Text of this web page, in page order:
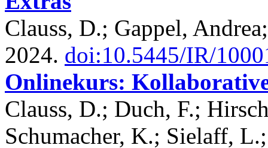
Clauss, D.; Gappel,
2024. doi:10.5445/IR/
Onlinekurs:
Clauss, D.; Duch, F.;
Schumacher, K.; Sielaff,